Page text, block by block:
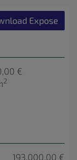
Expose
€
2
193.000,00 €